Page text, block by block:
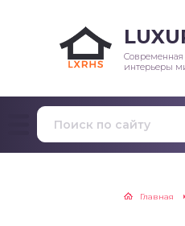
интерьеры
Главная